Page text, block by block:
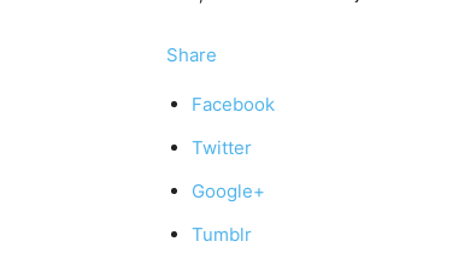
Share
Facebook
Twitter
Google+
Tumblr